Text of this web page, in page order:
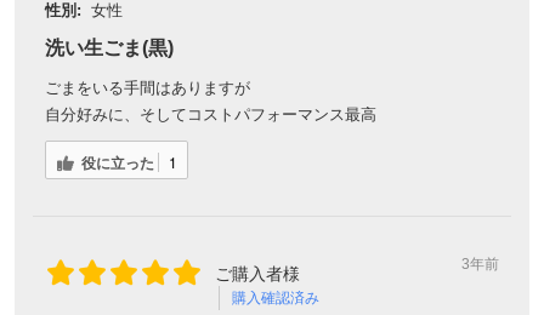
性別: 女性
洗い生ごま(黒)
ごまをいる手間はありますが
自分好みに、そしてコストパフォーマンス最高
役に立った 1
ご購入者様
購入確認済み
3年前